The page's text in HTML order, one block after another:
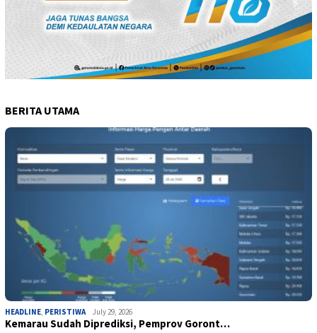
BERITA UTAMA
HEADLINE PERISTIWA July 29, 2026
Kemarau Sudah Diprediksi, Pemprov Goront…